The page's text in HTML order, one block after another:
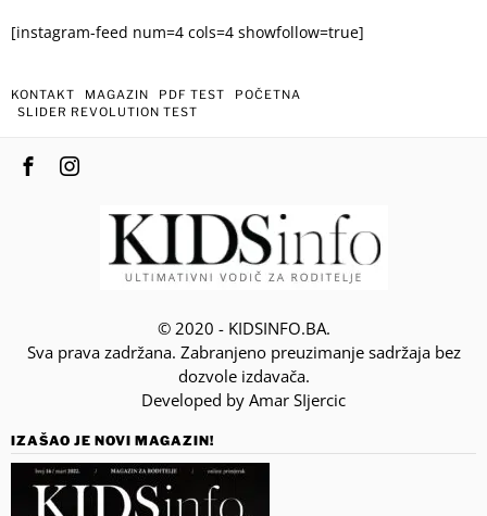
[instagram-feed num=4 cols=4 showfollow=true]
KONTAKT MAGAZIN PDF TEST
POČETNA
SLIDER REVOLUTION TEST
© 2020 - KIDSINFO.BA.
Sva prava zadržana. Zabranjeno preuzimanje sadržaja bez
dozvole izdavača.
Developed by Amar SIjercic
IZAŠAO JE NOVI MAGAZIN!